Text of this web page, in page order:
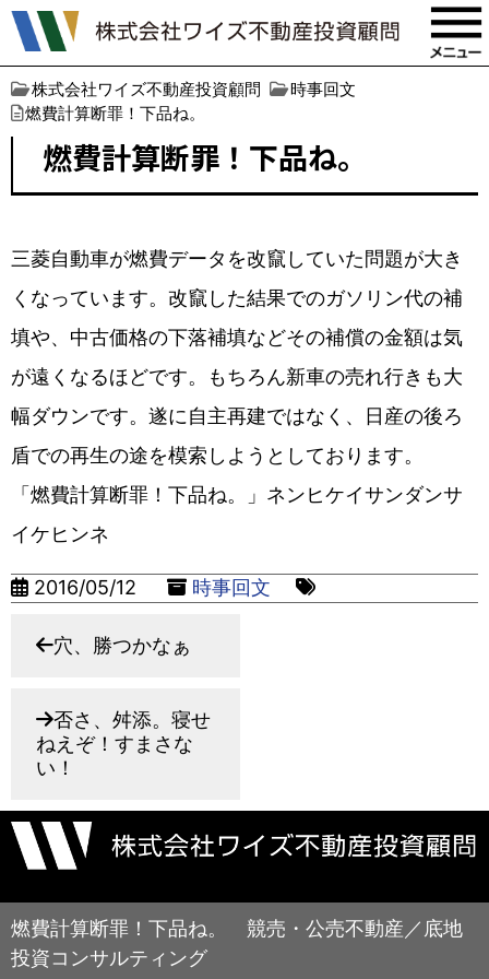
株式会社ワイズ不動産投資顧問
時事回文
燃費計算断罪！下品ね。
燃費計算断罪！下品ね。
三菱自動車が燃費データを改竄していた問題が大き
くなっています。改竄した結果でのガソリン代の補
填や、中古価格の下落補填などその補償の金額は気
が遠くなるほどです。もちろん新車の売れ行きも大
幅ダウンです。遂に自主再建ではなく、日産の後ろ
盾での再生の途を模索しようとしております。
「燃費計算断罪！下品ね。」ネンヒケイサンダンサ
イケヒンネ
2016/05/12 時事回文
穴、勝つかなぁ
否さ、舛添。寝せ
ねえぞ！すまさな
い！
燃費計算断罪！下品ね。 競売・公売不動産／底地
投資コンサルティング